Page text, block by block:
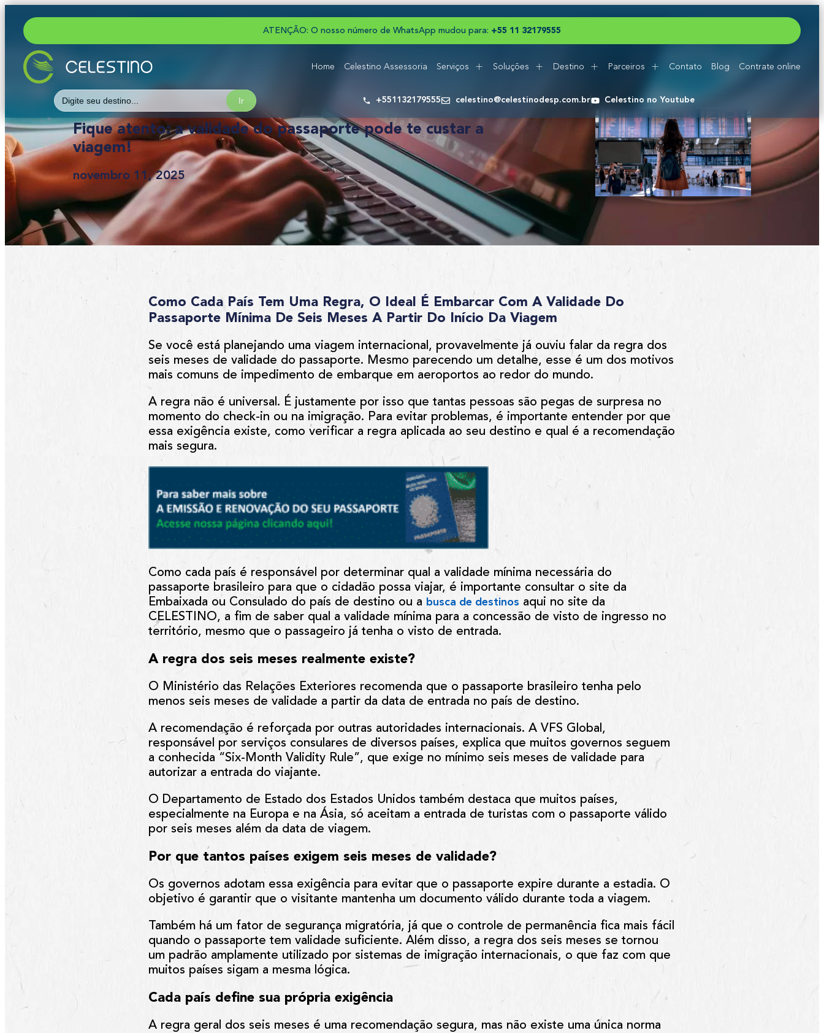
ATENÇÃO: O nosso número de WhatsApp mudou para: +55 1 1 321 79555
Home Celestino Assessoria Serviços Soluções Destino Parceiros Contato Blog Contrate online
Search
for:
+551132179555 celestino@celestinodesp.com.br Celestino no Youtube
Fique atento: a validade do passaporte pode te custar a
viagem!
novembro 11, 2025
Como Cada País Tem Uma Regra, O Ideal É Embarcar Com A Validade Do
Passaporte Mínima De Seis Meses A Partir Do Início Da Viagem
Se você está planejando uma viagem internacional, provavelmente já ouviu falar da regra dos
seis meses de validade do passaporte. Mesmo parecendo um detalhe, esse é um dos motivos
mais comuns de impedimento de embarque em aeroportos ao redor do mundo.
A regra não é universal. É justamente por isso que tantas pessoas são pegas de surpresa no
momento do check-in ou na imigração. Para evitar problemas, é importante entender por que
essa exigência existe, como verificar a regra aplicada ao seu destino e qual é a recomendação
mais segura.
Como cada país é responsável por determinar qual a validade mínima necessária do
passaporte brasileiro para que o cidadão possa viajar, é importante consultar o site da
Embaixada ou Consulado do país de destino ou a busca de destinos aqui no site da
CELESTINO, a fim de saber qual a validade mínima para a concessão de visto de ingresso no
território, mesmo que o passageiro já tenha o visto de entrada.
A regra dos seis meses realmente existe?
O Ministério das Relações Exteriores recomenda que o passaporte brasileiro tenha pelo
menos seis meses de validade a partir da data de entrada no país de destino.
A recomendação é reforçada por outras autoridades internacionais. A VFS Global,
responsável por serviços consulares de diversos países, explica que muitos governos seguem
a conhecida “Six-Month Validity Rule”, que exige no mínimo seis meses de validade para
autorizar a entrada do viajante.
O Departamento de Estado dos Estados Unidos também destaca que muitos países,
especialmente na Europa e na Ásia, só aceitam a entrada de turistas com o passaporte válido
por seis meses além da data de viagem.
Por que tantos países exigem seis meses de validade?
Os governos adotam essa exigência para evitar que o passaporte expire durante a estadia. O
objetivo é garantir que o visitante mantenha um documento válido durante toda a viagem.
Também há um fator de segurança migratória, já que o controle de permanência fica mais fácil
quando o passaporte tem validade suficiente. Além disso, a regra dos seis meses se tornou
um padrão amplamente utilizado por sistemas de imigração internacionais, o que faz com que
muitos países sigam a mesma lógica.
Cada país define sua própria exigência
A regra geral dos seis meses é uma recomendação segura, mas não existe uma única norma